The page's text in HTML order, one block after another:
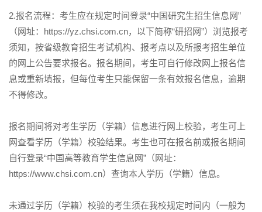
2.报名流程：考生应在规定时间登录“中国研究生招生信息网”
（网址：https://yz.chsi.com.cn，以下简称“研招网”）浏览报考
须知，按省级教育招生考试机构、报考点以及所报考招生单位
的网上公告要求报名。报名期间，考生可自行修改网上报名信
息或重新填报，但每位考生只能保留一条有效报名信息，逾期
不得修改。
报名期间将对考生学历（学籍）信息进行网上校验，考生可上
网查看学历（学籍）校验结果。考生也可在报名前或报名期间
自行登录“中国高等教育学生信息网”（网址：
https://www.chsi.com.cn）查询本人学历（学籍）信息。
未通过学历（学籍）校验的考生须在我校规定时间内（一般为